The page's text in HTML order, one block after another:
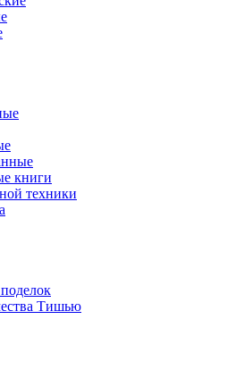
книги
техники
Тишью